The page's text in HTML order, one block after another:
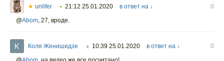
★ unlifer • 21:12 25.01.2020 в ответ на ↓
0
@Abom 27, вроде.
Коля Женишидзе ○ 10:39 25.01.2020 в ответ на ↓
0